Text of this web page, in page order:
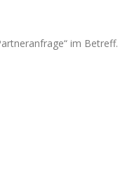
im Betreff.